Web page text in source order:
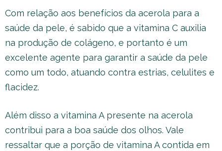
Com relação aos benefícios da acerola para a
saúde da pele, é sabido que a vitamina C auxilia
na produção de colágeno, e portanto é um
excelente agente para garantir a saúde da pele
como um todo, atuando contra estrias, celulites e
flacidez.
Além disso a vitamina A presente na acerola
contribui para a boa saúde dos olhos. Vale
ressaltar que a porção de vitamina A contida em